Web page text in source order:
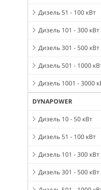
Дизель 51 - 100 кВт
Дизель 101 - 300 кВт
Дизель 301 - 500 кВт
Дизель 501 - 1000
Дизель 1001 - 3000
DYNAPOWER
Дизель 10 - 50 кВт
Дизель 51 - 100 кВт
Дизель 101 - 300 кВт
Дизель 301 - 500 кВт